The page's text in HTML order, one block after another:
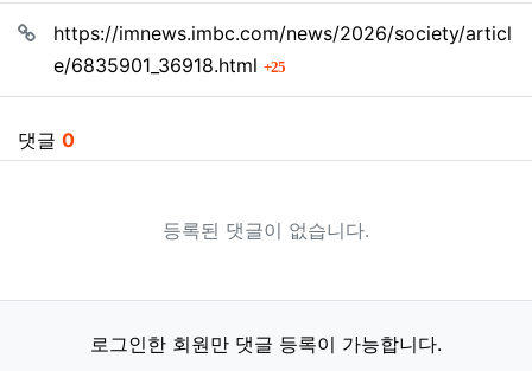
관련자료
https://imnews.imbc.com/news/2026/society/articl
e/6835901_36918.html
25회 연결
댓글 0
등록된 댓글이 없습니다.
로그인한 회원만 댓글 등록이 가능합니다.